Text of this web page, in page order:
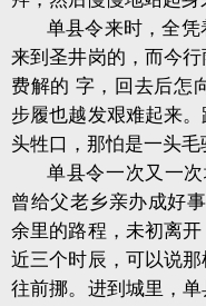
单县令来时，全
来到圣井岗的，而今
费解的 字，回去后怎
步履也越发艰难起来。
头牲口，那怕是一头毛
单县令一次又一
曾给父老乡亲办成好
余里的路程，未初离
近三个时辰，可以说
往前挪。 进到城里，